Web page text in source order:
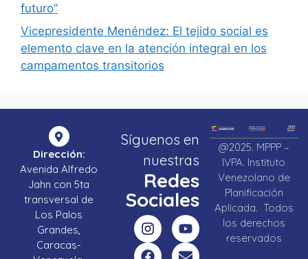
futuro”
Vicepresidente Menéndez: El tejido social es
elemento clave en la atención integral en los
campamentos transitorios
Dirección:
Avenida Alfredo
Jahn con 5ta
transversal de
Los Palos
Grandes,
Caracas-
Síguenos en
nuestras
Redes
Sociales
@2025. MPPP –
IVPA. Instituto
Venezolano de
Planificación
Aplicada. Todos
los derechos
reservados